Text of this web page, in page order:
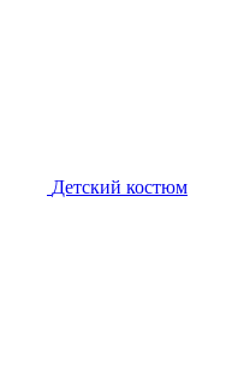
Детский костюм